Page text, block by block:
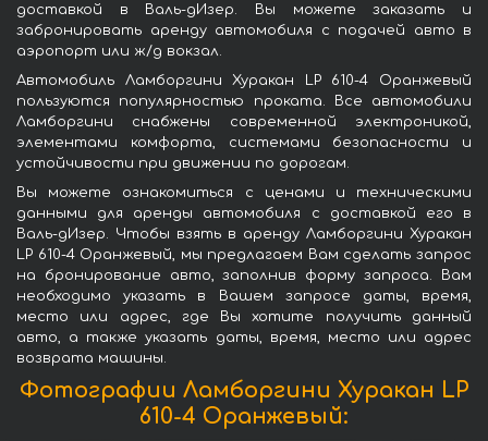
доставкой в Валь-дИзер. Вы можете заказать и
забронировать аренду автомобиля с подачей авто в
аэропорт или ж/д вокзал.
Автомобиль Ламборгини Хуракан LP 610-4 Оранжевый
пользуются популярностью проката. Все автомобили
Ламборгини снабжены современной электроникой,
элементами комфорта, системами безопасности и
устойчивости при движении по дорогам.
Вы можете ознакомиться с ценами и техническими
данными для аренды автомобиля с доставкой его в
Валь-дИзер. Чтобы взять в аренду Ламборгини Хуракан
LP 610-4 Оранжевый, мы предлагаем Вам сделать запрос
на бронирование авто, заполнив форму запроса. Вам
необходимо указать в Вашем запросе даты, время,
место или адрес, где Вы хотите получить данный
авто, а также указать даты, время, место или адрес
возврата машины.
Фотографии Ламборгини Хуракан LP
610-4 Оранжевый: